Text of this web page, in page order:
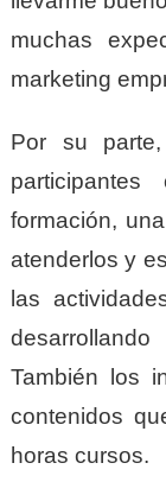
muchas
marketing
Por su
formación,
atenderlos y
las
También los
contenidos
horas cursos.